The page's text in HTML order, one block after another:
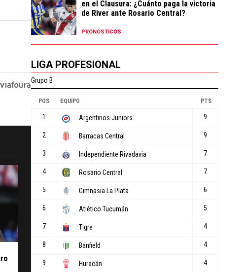
en el Clausura: ¿Cuánto paga la victoria
de River ante Rosario Central?
PRONÓSTICOS
LIGA PROFESIONAL